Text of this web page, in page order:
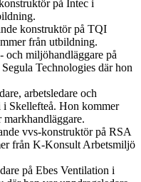
på Intec i
konstruktör på TQI
från utbildning.
och miljöhandläggare på
Technologies där hon
arbetsledare och
Skellefteå. Hon kommer
vvs-konstruktör på RSA
från K-Konsult Arbetsmiljö
på Ebes Ventilation i